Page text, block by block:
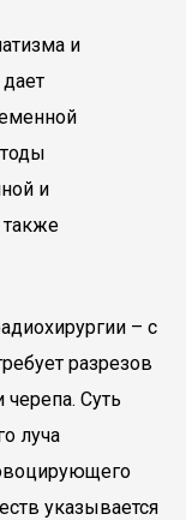
и
и
также
– с
разрезов
Суть
луча
указывается